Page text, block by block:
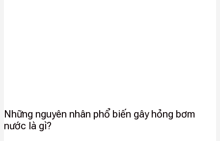
Những nguyên nhân phổ biến gây hỏng bơm
nước là gì?